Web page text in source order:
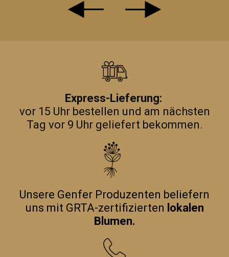
Express-Lieferung:
vor 15 Uhr bestellen und am nächsten
Tag vor 9 Uhr geliefert bekommen.
Unsere Genfer Produzenten beliefern
uns mit GRTA-zertifizierten lokalen
Blumen.